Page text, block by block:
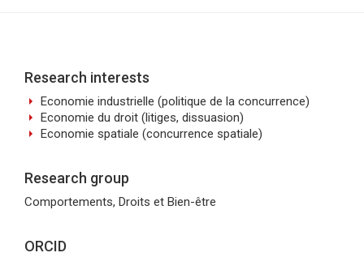
Research interests
arrow_right Economie industrielle (politique de la concurrence)
arrow_right Economie du droit (litiges, dissuasion)
arrow_right Economie spatiale (concurrence spatiale)
Research group
Comportements, Droits et Bien-être
ORCID